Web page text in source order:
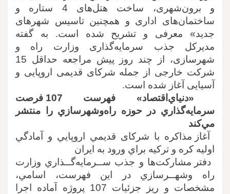
و برون‌شهری، ساخت هتل‌های 4 ستاره و
ساختمان‌های اداری و همچنین تاسیس شهرهای
جدید» معرفی و تشریح شده است. به گفته
مدیرکل جذب سرمایه‌گذاری وزارت راه و
شهرسازی، از چند روز پیش مراجعه حداقل 15
شرکت‌ خارجی از جمله شرکای قدیمی اروپایی و
آسیایی آغاز شده است.
«دنياي‌اقتصاد» فهرست 107 فرصت
سرمايه‌گذاري در حوزه راه‌وشهرسازي را منتشر
مي‌كند
آغاز مذاكره با شركای قديمي اروپايي و آمادگي
اوليه كره و تركيه براي ورود به ايران
دفتر مشاركت‌ها و جذب ســرمايه‌گــذاري وزارت
راه ‌و‌شهــرسازي در اين فهرست، اسامي،
مشخصات و ريز جزئيات 107 پروژه آماده اجرا